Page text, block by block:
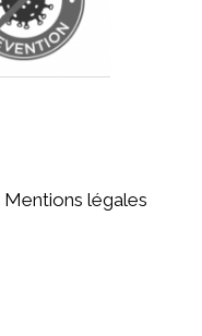
Mentions légales